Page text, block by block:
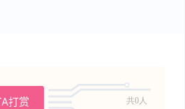
打赏 共0人